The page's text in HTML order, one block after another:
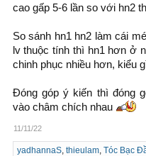
cao gấp 5-6 lần so với hn2
So sánh hn1 hn2 làm cái
lv thuộc tính thì hn1 hơn ở
chinh phục nhiều hơn, kiểu
Đóng góp ý kiến thì đóng
vào châm chích nhau
11/11/22
yadhannaS, thieulam, Tóc Bạc